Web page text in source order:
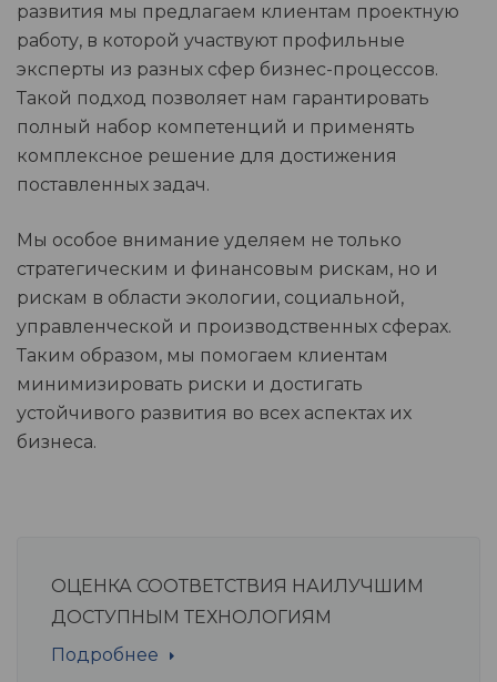
развития мы предлагаем клиентам проектную
работу, в которой участвуют профильные
эксперты из разных сфер бизнес-процессов.
Такой подход позволяет нам гарантировать
полный набор компетенций и применять
комплексное решение для достижения
поставленных задач.
Мы особое внимание уделяем не только
стратегическим и финансовым рискам, но и
рискам в области экологии, социальной,
управленческой и производственных сферах.
Таким образом, мы помогаем клиентам
минимизировать риски и достигать
устойчивого развития во всех аспектах их
бизнеса.
ОЦЕНКА СООТВЕТСТВИЯ НАИЛУЧШИМ
ДОСТУПНЫМ ТЕХНОЛОГИЯМ
Подробнее